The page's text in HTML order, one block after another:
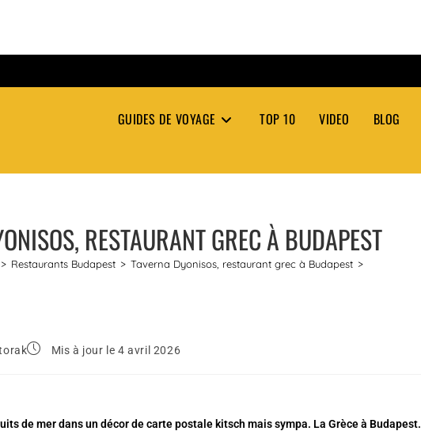
GUIDES DE VOYAGE TOP 10 VIDEO BLOG
RESTAURANT GREC À BUDAPEST
> Restaurants Budapest > Taverna Dyonisos, restaurant grec à Budapest >
Mis à jour le 4 avril 2026
de mer dans un décor de carte postale kitsch mais sympa. La Grèce à Budapest.